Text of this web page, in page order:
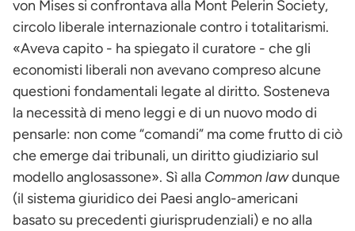
von Mises si confrontava alla Mont Pelerin Society,
circolo liberale internazionale contro i totalitarismi.
«Aveva capito - ha spiegato il curatore - che gli
economisti liberali non avevano compreso alcune
questioni fondamentali legate al diritto. Sosteneva
la necessità di meno leggi e di un nuovo modo di
pensarle: non come “comandi” ma come frutto di ciò
che emerge dai tribunali, un diritto giudiziario sul
modello anglosassone». Sì alla Common lawdunque
(il sistema giuridico dei Paesi anglo-americani
basato su precedenti giurisprudenziali) e no alla